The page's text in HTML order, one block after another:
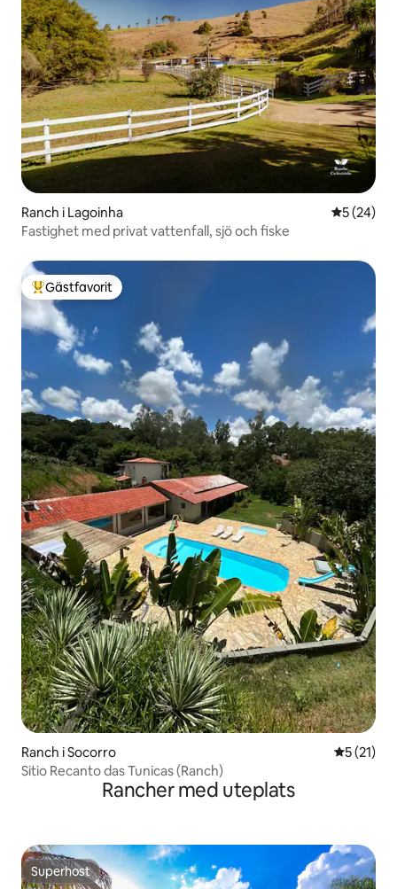
Ranch i Lagoinha 5 av 5 i
5 (24)
Fastighet med privat vattenfall, sjö och fiske
Populär gästfavorit
Gästfavorit
Ranch i Socorro 5 av 5 i
5 (21)
Sitio Recanto das Tunicas (Ranch)
Rancher med uteplats
Superhost
Superhost